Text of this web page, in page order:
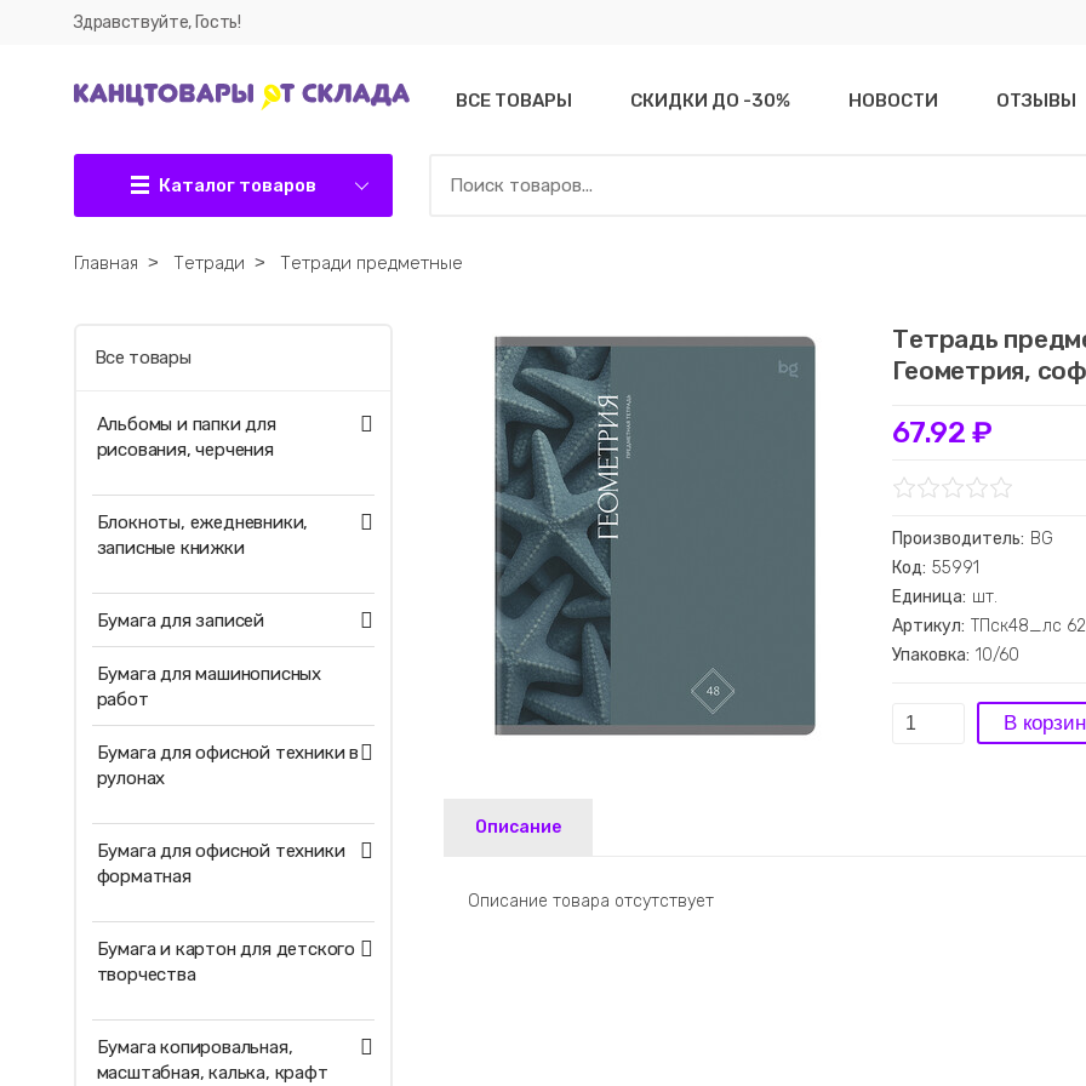
Здравствуйте, Гость!
Каталог товаров
ВСЕ ТОВАРЫ СКИДКИ ДО -30% НОВОСТИ ОТЗЫВЫ
Главная ˃ Тетради ˃ Тетради предметные
Тетрадь
Геометрия,
67.92 ₽
Производитель: BG
Код: 55991
Единица: шт.
Артикул: ТПск48_лс
Упаковка: 10/60
Описание
Описание товара отсутствует
Все товары
Альбомы и папки для
рисования, черчения
Блокноты, ежедневники,
записные книжки
Бумага для записей
Бумага для машинописных
работ
Бумага для офисной техники в
рулонах
Бумага для офисной техники
форматная
Бумага и картон для детского
творчества
Бумага копировальная,
масштабная, калька, крафт